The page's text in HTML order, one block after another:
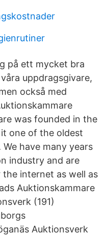
på ett mycket bra
uppdragsgivare,
också med
was founded in the
one of the oldest
have many years
industry and are
internet as well as
Auktionskammare
(191)
Auktionsverk